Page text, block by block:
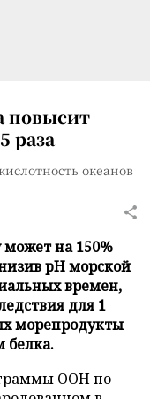
повысит
раза
океанов
на 150%
pH морской
времен,
для 1
морепродукты
белка.
ООН по